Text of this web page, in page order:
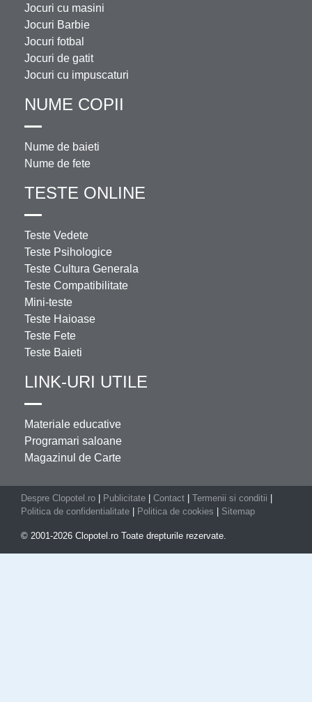
Jocuri cu masini
Jocuri Barbie
Jocuri fotbal
Jocuri de gatit
Jocuri cu impuscaturi
NUME COPII
Nume de baieti
Nume de fete
TESTE ONLINE
Teste Vedete
Teste Psihologice
Teste Cultura Generala
Teste Compatibilitate
Mini-teste
Teste Haioase
Teste Fete
Teste Baieti
LINK-URI UTILE
Materiale educative
Programari saloane
Magazinul de Carte
Despre Clopotel.ro Publicitate Contact Termenii si conditii
Politica de confidentialitate
Politica de cookies Sitemap
© 2001-2026 Clopotel.ro Toate drepturile rezervate.